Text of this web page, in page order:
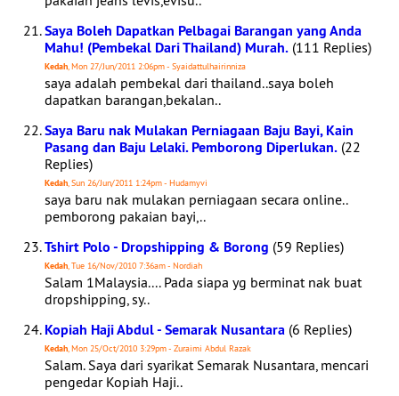
Saya Boleh Dapatkan Pelbagai Barangan yang Anda
Mahu! (Pembekal Dari Thailand) Murah. (111 Replies)
Kedah, Mon 27/Jun/2011 2:06pm - Syaidattulhairinniza
saya adalah pembekal dari thailand..saya boleh
dapatkan barangan,bekalan..
Saya Baru nak Mulakan Perniagaan Baju Bayi, Kain
Pasang dan Baju Lelaki. Pemborong Diperlukan. (22
Replies)
Kedah, Sun 26/Jun/2011 1:24pm - Hudamyvi
saya baru nak mulakan perniagaan secara online..
pemborong pakaian bayi,..
Tshirt Polo - Dropshipping & Borong (59 Replies)
Kedah, Tue 16/Nov/2010 7:36am - Nordiah
Salam 1Malaysia.... Pada siapa yg berminat nak buat
dropshipping, sy..
Kopiah Haji Abdul - Semarak Nusantara (6 Replies)
Kedah, Mon 25/Oct/2010 3:29pm - Zuraimi Abdul Razak
Salam. Saya dari syarikat Semarak Nusantara, mencari
pengedar Kopiah Haji..